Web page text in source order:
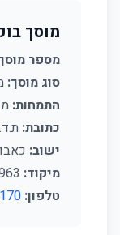
מוסך
מספר
סוג מוסך:
התמחות:
כתובת: ת.ד. 2072
ישוב:
מיקוד:
טלפון: